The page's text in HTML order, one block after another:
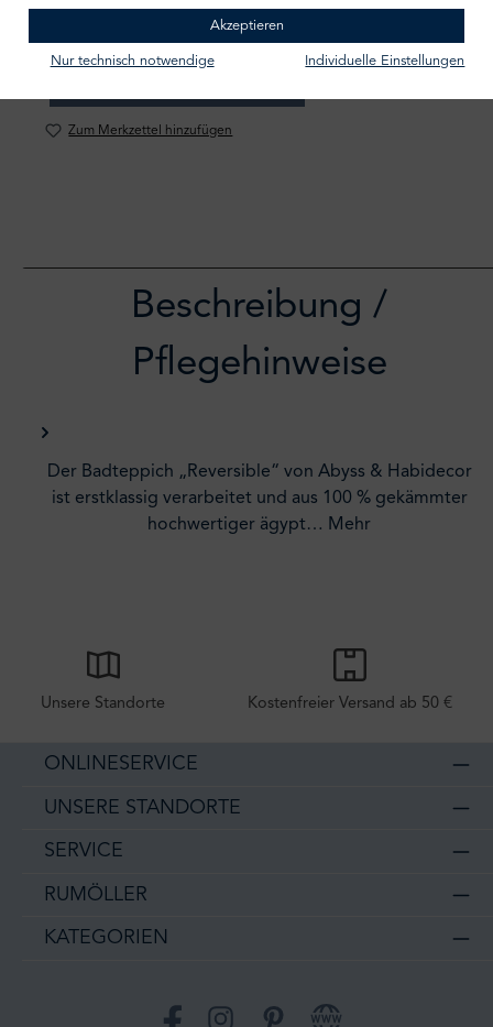
Zum Merkzettel hinzufügen
Beschreibung /
Pflegehinweise
Der Badteppich „Reversible“ von Abyss & Habidecor
ist erstklassig verarbeitet und aus 100 % gekämmter
hochwertiger ägypt… Mehr
Unsere Standorte Kostenfreier Versand ab 50 €
ONLINESERVICE
UNSERE STANDORTE
SERVICE
RUMÖLLER
KATEGORIEN
Akzeptieren
Nur technisch notwendige Individuelle Einstellungen